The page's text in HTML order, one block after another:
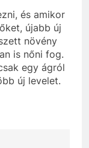
és amikor
újabb új
növény
is nőni fog.
egy ágról
új levelet.